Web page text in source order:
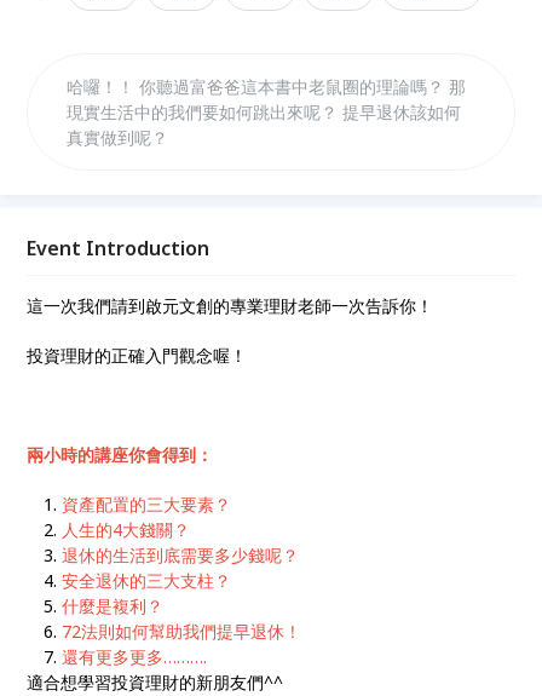
哈囉！！ 你聽過富爸爸這本書中老鼠圈的理論嗎？ 那
現實生活中的我們要如何跳出來呢？ 提早退休該如何
真實做到呢？
Event Introduction
這一次我們請到啟元文創的專業理財老師一次告訴你！
投資理財的正確入門觀念喔！
兩小時的講座你會得到：
資產配置的三大要素？
人生的4大錢關？
退休的生活到底需要多少錢呢？
安全退休的三大支柱？
什麼是複利？
72法則如何幫助我們提早退休！
還有更多更多……….
適合想學習投資理財的新朋友們^^